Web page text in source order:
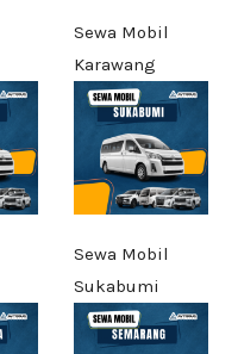
Sewa Mobil
Karawang
Sewa Mobil
Sukabumi